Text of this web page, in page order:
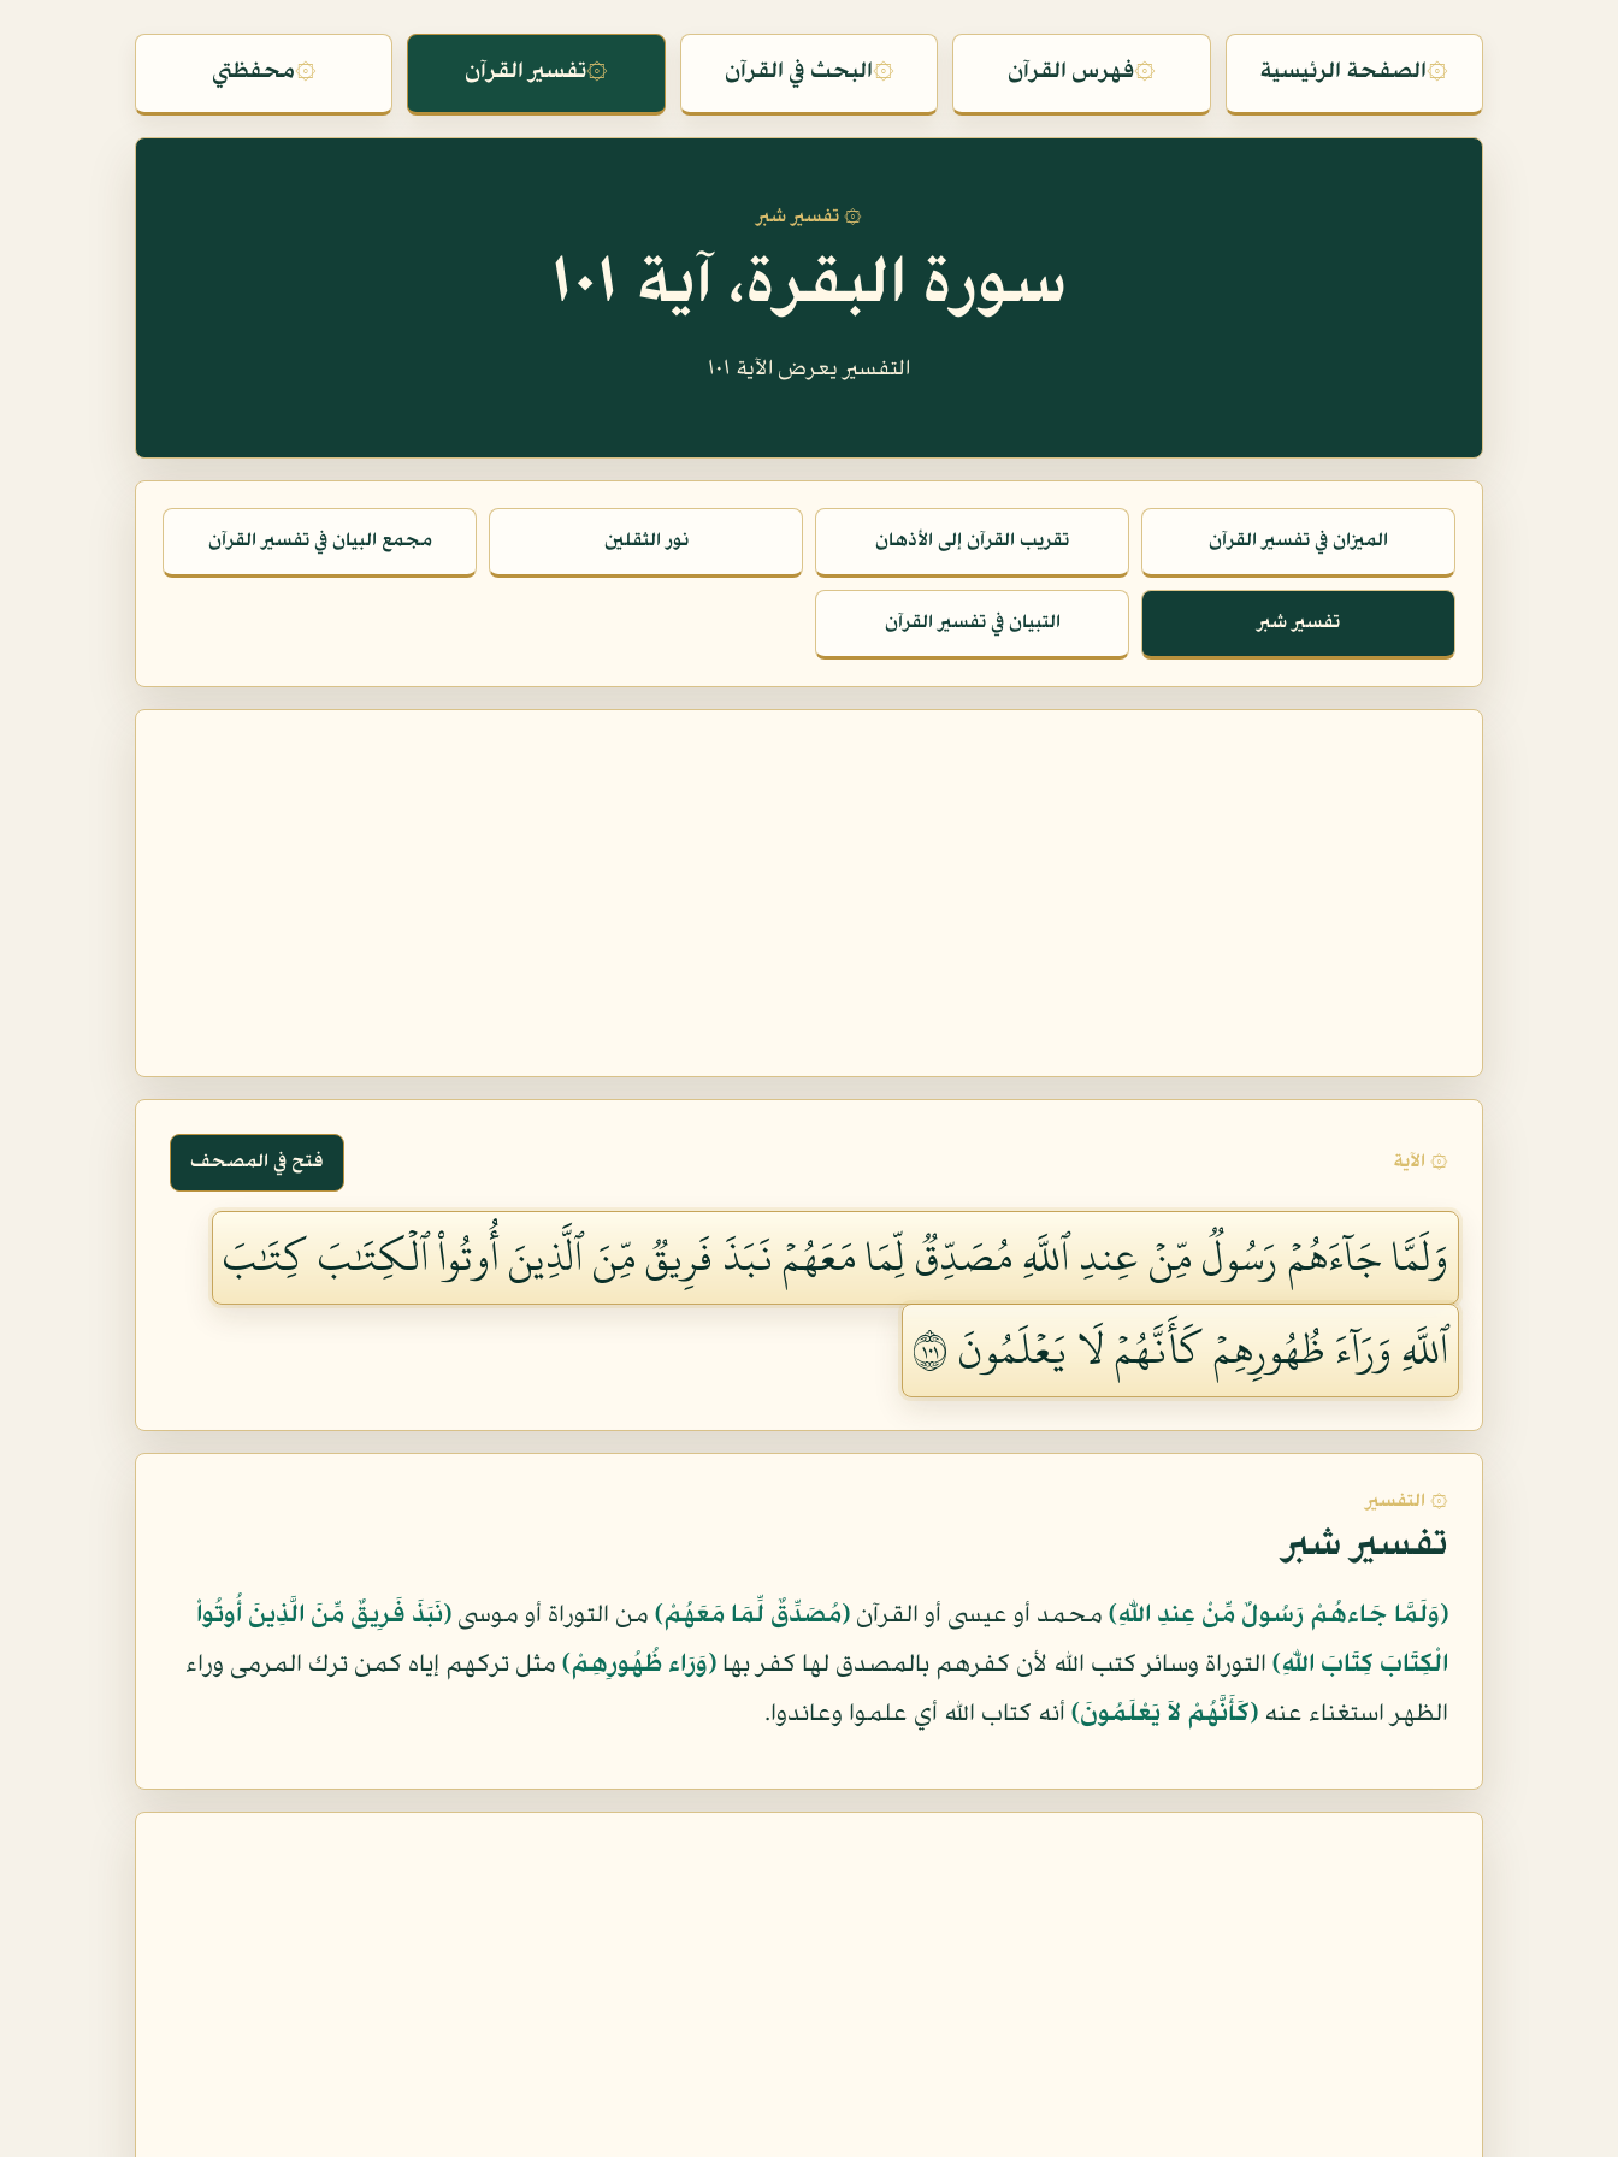
۞الصفحة الرئيسية ۞فهرس القرآن ۞البحث في القرآن ۞تفسير القرآن ۞محفظتي
۞ تفسير شبر
سورة البقرة، آية ١٠١
التفسير يعرض الآية ١٠١
الميزان في تفسير القرآن تقريب القرآن إلى الأذهان نور الثقلين مجمع البيان في تفسير القرآن
تفسير شبر التبيان في تفسير القرآن
۞ الآية فتح في المصحف
وَلَمَّا جَآءَهُمۡ رَسُولٞ مِّنۡ عِندِ ٱللَّهِ مُصَدِّقٞ لِّمَا مَعَهُمۡ نَبَذَ فَرِيقٞ مِّنَ ٱلَّذِينَ أُوتُواْ ٱلۡكِتَٰبَ كِتَٰبَ
ٱللَّهِ وَرَآءَ ظُهُورِهِمۡ كَأَنَّهُمۡ لَا يَعۡلَمُونَ ١٠١
۞ التفسير
تفسير شبر
﴿وَلَمَّا جَاءهُمْ رَسُولٌ مِّنْ عِندِ اللّهِ﴾ محمد أو عيسى أو القرآن ﴿مُصَدِّقٌ لِّمَا مَعَهُمْ﴾ من التوراة أو موسى ﴿نَبَذَ فَرِيقٌ مِّنَ الَّذِينَ أُوتُواْ
الْكِتَابَ كِتَابَ اللّهِ﴾ التوراة وسائر كتب الله لأن كفرهم بالمصدق لها كفر بها ﴿وَرَاء ظُهُورِهِمْ﴾ مثل تركهم إياه كمن ترك المرمى وراء
الظهر استغناء عنه ﴿كَأَنَّهُمْ لاَ يَعْلَمُونَ﴾ أنه كتاب الله أي علموا وعاندوا.